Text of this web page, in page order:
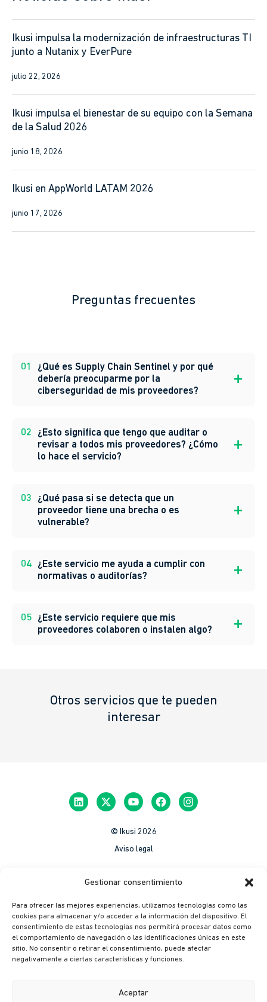
Gestionar consentimiento
Para ofrecer las mejores experiencias, utilizamos tecnologías como las
cookies para almacenar y/o acceder a la información del dispositivo. El
consentimiento de estas tecnologías nos permitirá procesar datos como
el comportamiento de navegación o las identificaciones únicas en este
sitio. No consentir o retirar el consentimiento, puede afectar
negativamente a ciertas características y funciones.
Aceptar
Ikusi impulsa la modernización de infraestructuras TI
junto a Nutanix y EverPure
julio 22, 2026
Ikusi impulsa el bienestar de su equipo con la Semana
de la Salud 2026
junio 18, 2026
Ikusi en AppWorld LATAM 2026
junio 17, 2026
Preguntas frecuentes
01
¿Qué es Supply Chain Sentinel y por qué
debería preocuparme por la
ciberseguridad de mis proveedores?
02
¿Esto significa que tengo que auditar o
revisar a todos mis proveedores? ¿Cómo
lo hace el servicio?
03
¿Qué pasa si se detecta que un
proveedor tiene una brecha o es
vulnerable?
04
¿Este servicio me ayuda a cumplir con
normativas o auditorías?
05
¿Este servicio requiere que mis
proveedores colaboren o instalen algo?
Otros servicios que te pueden
interesar
© Ikusi 2026
Aviso legal
Política de Privacidad
México
Colombia
México